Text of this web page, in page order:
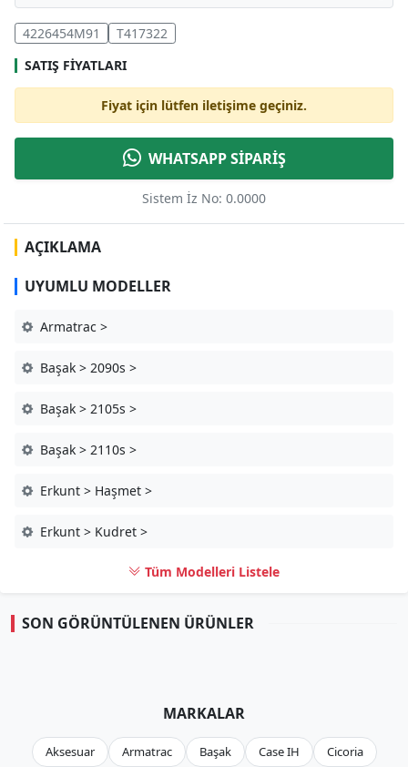
4226454M91
T417322
SATIŞ FIYATLARI
Fiyat için lütfen iletişime geçiniz.
WHATSAPP SİPARİŞ
Sistem İz No: 0.0000
AÇIKLAMA
UYUMLU MODELLER
Armatrac >
Başak > 2090s >
Başak > 2105s >
Başak > 2110s >
Erkunt > Haşmet >
Erkunt > Kudret >
Tüm Modelleri Listele
SON GÖRÜNTÜLENEN ÜRÜNLER
MARKALAR
Aksesuar Armatrac Başak Case IH
Cicoria